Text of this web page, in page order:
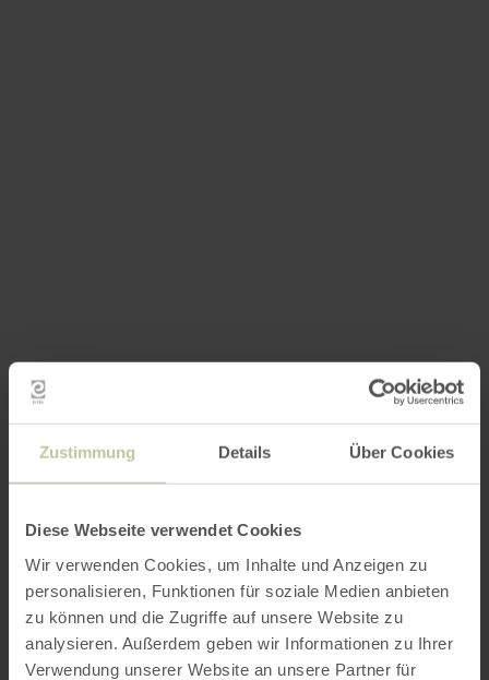
Zustimmung Details Über Cookies
Diese Webseite verwendet Cookies
Wir verwenden Cookies, um Inhalte und Anzeigen zu
personalisieren, Funktionen für soziale Medien anbieten
zu können und die Zugriffe auf unsere Website zu
analysieren. Außerdem geben wir Informationen zu Ihrer
Verwendung unserer Website an unsere Partner für